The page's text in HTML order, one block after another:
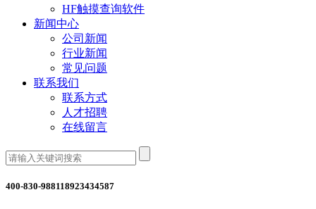
HF触摸查询软件
新闻中心
公司新闻
行业新闻
常见问题
联系我们
联系方式
人才招聘
在线留言
400-830-988118923434587